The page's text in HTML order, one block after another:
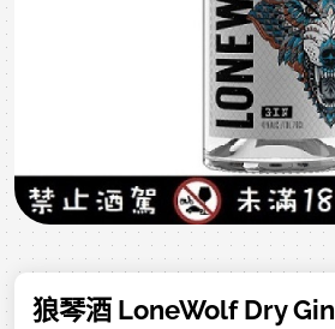
狼琴酒 LoneWolf Dry Gin